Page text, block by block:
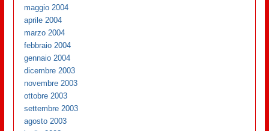
maggio 2004
aprile 2004
marzo 2004
febbraio 2004
gennaio 2004
dicembre 2003
novembre 2003
ottobre 2003
settembre 2003
agosto 2003